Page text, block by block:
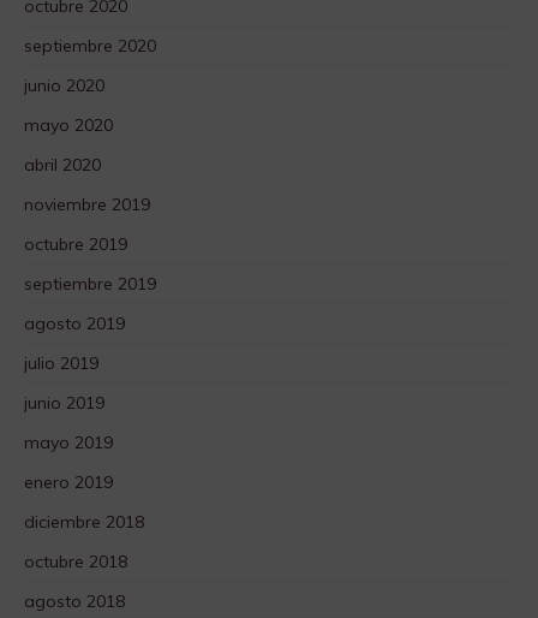
octubre 2020
septiembre 2020
junio 2020
mayo 2020
abril 2020
noviembre 2019
octubre 2019
septiembre 2019
agosto 2019
julio 2019
junio 2019
mayo 2019
enero 2019
diciembre 2018
octubre 2018
agosto 2018